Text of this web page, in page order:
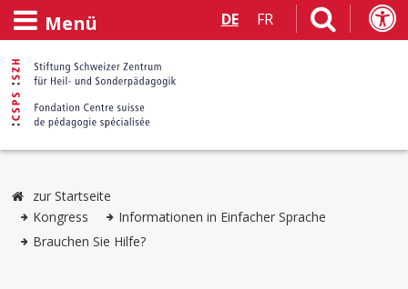
Menü DE FR
zur Startseite
Kongress
Informationen in Einfacher Sprache
Brauchen Sie Hilfe?